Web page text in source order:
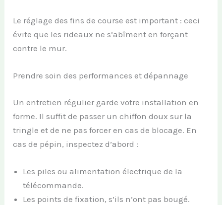
Le réglage des fins de course est important : ceci
évite que les rideaux ne s’abîment en forçant
contre le mur.
Prendre soin des performances et dépannage
Un entretien régulier garde votre installation en
forme. Il suffit de passer un chiffon doux sur la
tringle et de ne pas forcer en cas de blocage. En
cas de pépin, inspectez d’abord :
Les piles ou alimentation électrique de la
télécommande.
Les points de fixation, s’ils n’ont pas bougé.